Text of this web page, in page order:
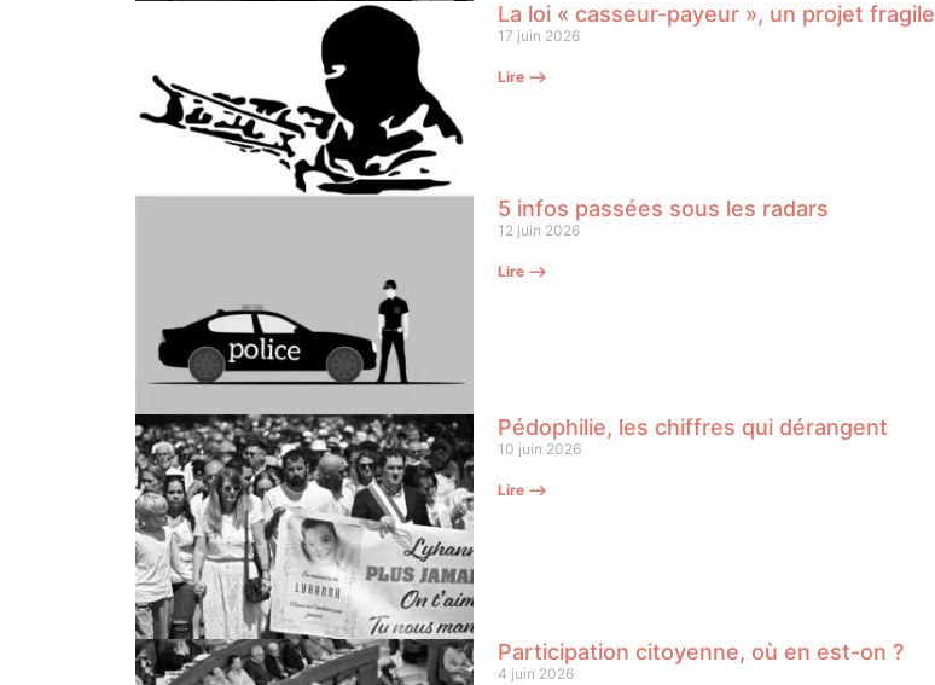
La loi « casseur-payeur », un projet fragile
17 juin 2026
Lire ⟶
5 infos passées sous les radars
12 juin 2026
Lire ⟶
Pédophilie, les chiffres qui dérangent
10 juin 2026
Lire ⟶
Participation citoyenne, où en est-on ?
4 juin 2026